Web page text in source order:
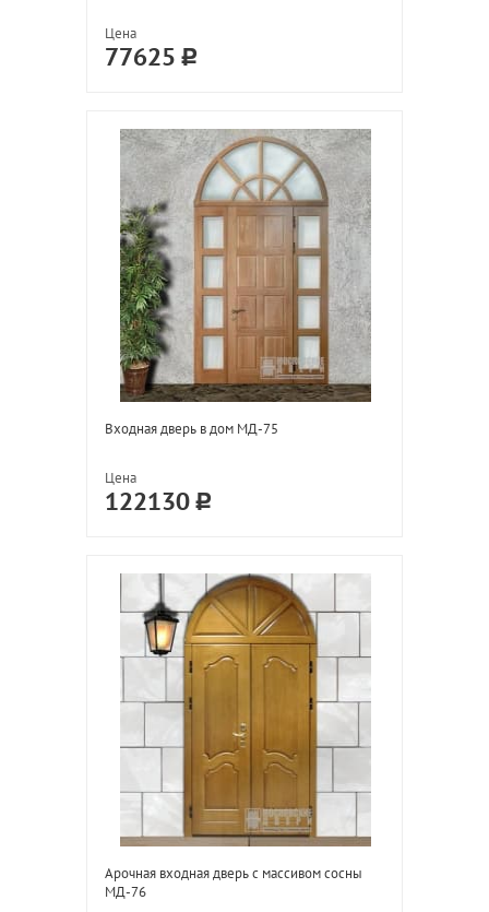
Цена
77625
Входная дверь в дом МД-75
Цена
122130
Арочная входная дверь с массивом сосны
МД-76